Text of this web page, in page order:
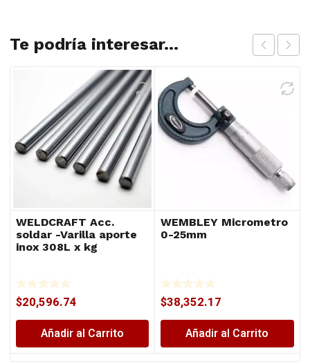
Te podría interesar...
WELDCRAFT Acc.
soldar -Varilla aporte
inox 308L x kg
$20,596.74
Añadir al Carrito
WEMBLEY Micrometro
0-25mm
$38,352.17
Añadir al Carrito